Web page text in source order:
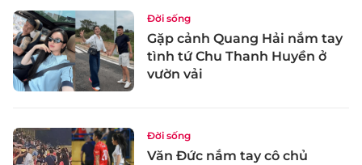
Đời sống
Gặp cảnh Quang Hải nắm tay
tình tứ Chu Thanh Huyền ở
vườn vải
Đời sống
Văn Đức nắm tay cô chủ